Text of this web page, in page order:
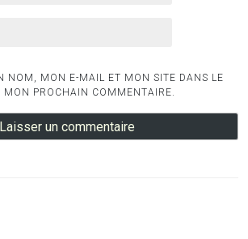
NOM, MON E-MAIL ET MON SITE DANS LE
MON PROCHAIN COMMENTAIRE.